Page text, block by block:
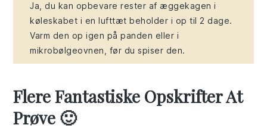
Ja, du kan opbevare rester af æggekagen i
køleskabet i en lufttæt beholder i op til 2 dage.
Varm den op igen på panden eller i
mikrobølgeovnen, før du spiser den.
Flere Fantastiske Opskrifter At
Prøve 🙂